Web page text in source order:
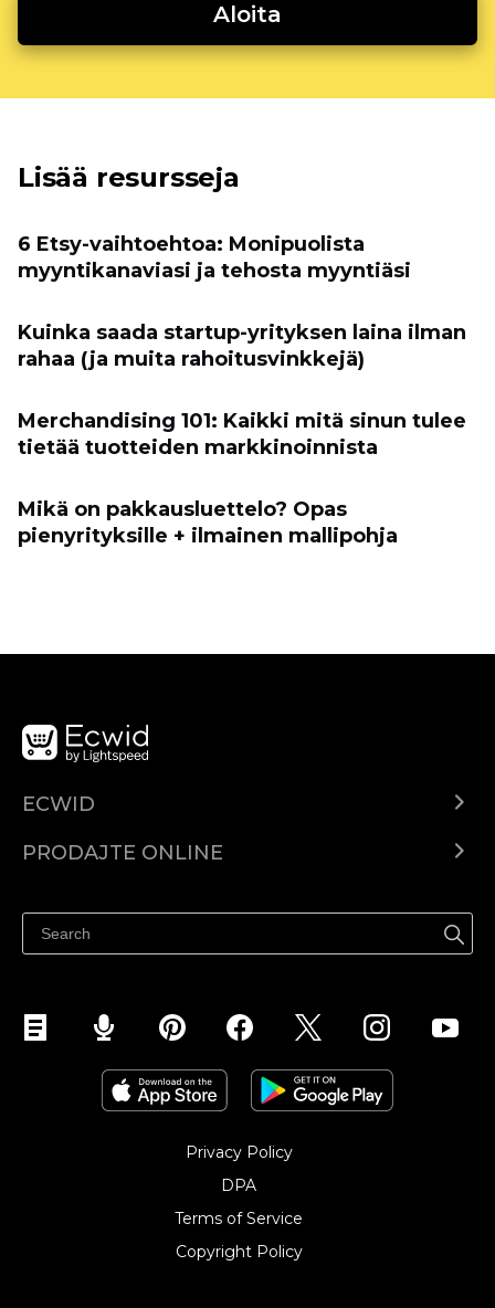
Aloita
Lisää resursseja
6 Etsy-vaihtoehtoa: Monipuolista
myyntikanaviasi ja tehosta myyntiäsi
Kuinka saada startup-yrityksen laina ilman
rahaa (ja muita rahoitusvinkkejä)
Merchandising 101: Kaikki mitä sinun tulee
tietää tuotteiden markkinoinnista
Mikä on pakkausluettelo? Opas
pienyrityksille + ilmainen mallipohja
ECWID
PRODAJTE ONLINE
Privacy Policy
DPA
Terms of Service
Copyright Policy‎